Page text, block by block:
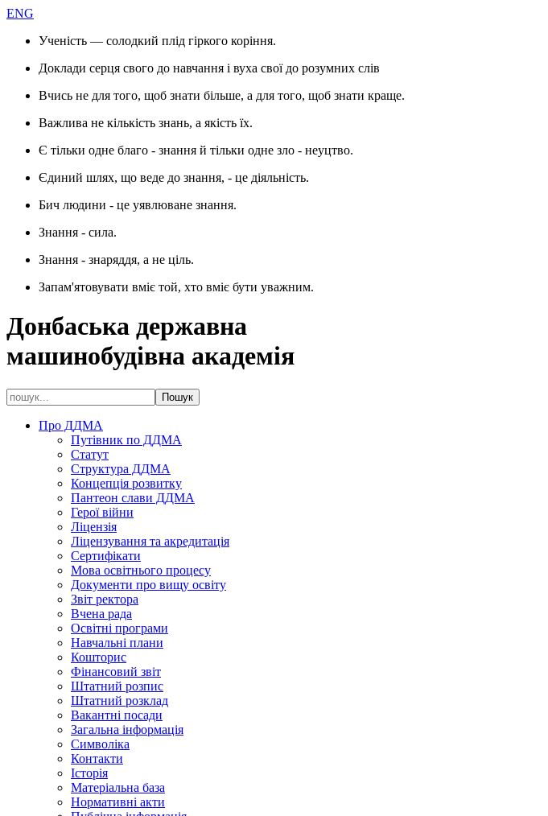
ENG
Ученість — солодкий плід гіркого коріння.
Доклади серця свого до навчання і вуха свої до розумних слів
Вчись не для того, щоб знати більше, а для того, щоб знати краще.
Важлива не кількість знань, а якість їх.
Є тільки одне благо - знання й тільки одне зло - неуцтво.
Єдиний шлях, що веде до знання, - це діяльність.
Бич людини - це уявлюване знання.
Знання - сила.
Знання - знаряддя, а не ціль.
Запам'ятовувати вміє той, хто вміє бути уважним.
Донбаська державна
машинобудівна академія
Про ДДМА
Путівник по ДДМА
Статут
Структура ДДМА
Концепція розвитку
Пантеон слави ДДМА
Герої війни
Ліцензія
Ліцензування та акредитація
Сертифікати
Мова освітнього процесу
Документи про вищу освіту
Звіт ректора
Вчена рада
Освітні програми
Навчальні плани
Кошторис
Фінансовий звіт
Штатний розпис
Штатний розклад
Вакантні посади
Загальна інформація
Символіка
Контакти
Історія
Матеріальна база
Нормативні акти